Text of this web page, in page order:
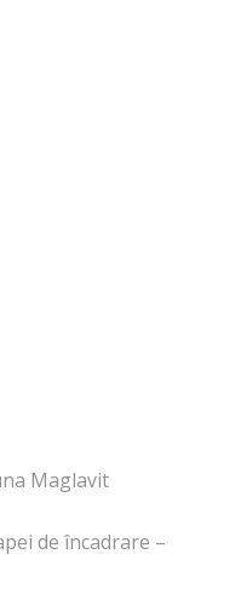
Maglavit
de încadrare –